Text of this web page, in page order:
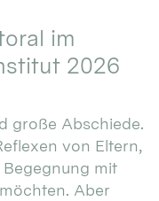
im
2026
große Abschiede.
von Eltern,
mit
Aber